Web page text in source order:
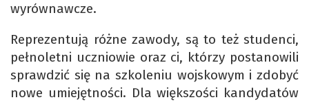
wyrównawcze.
Reprezentują różne zawody, są to też studenci,
pełnoletni uczniowie oraz ci, którzy postanowili
sprawdzić się na szkoleniu wojskowym i zdobyć
nowe umiejętności. Dla większości kandydatów